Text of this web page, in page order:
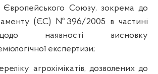
Європейського Союзу, зокрема до
(ЄС) №396/2005 в частині
наявності висновку
експертизи;
агрохімікатів, дозволених до